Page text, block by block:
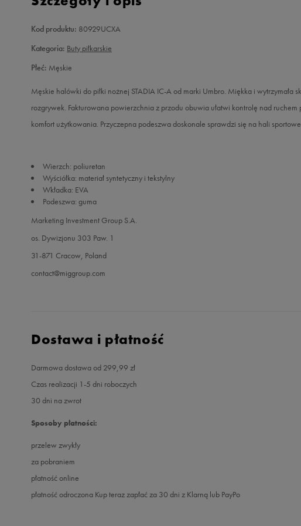
Kod produktu: 80929UCXA
Kategoria: Buty piłkarskie
Płeć: Męskie
Męskie halówki do piłki nożnej STADIA IC-A od marki Umbro. Miękka i wytrzymała
rozgrywek. Fakturowana powierzchnia z przodu obuwia ułatwi kontrolę nad ruchem
komfort użytkowania. Przyczepna podeszwa doskonale sprawdzi się na hali
Wierzch: poliuretan
Wyściółka: materiał syntetyczny i tekstylny
Wkładka: EVA
Podeszwa: guma
Marketing Investment Group S.A.
os. Dywizjonu 303 Paw. 1
31-871 Cracow, Poland
contact@miggroup.com
Dostawa i płatność
Darmowa dostawa od 299,99 zł
Czas realizacji 1-5 dni roboczych
30 dni na zwrot
Sposoby płatności:
przelew zwykły
za pobraniem
płatność online
płatność odroczona Kup teraz zapłać za 30 dni z Klarną lub PayPo